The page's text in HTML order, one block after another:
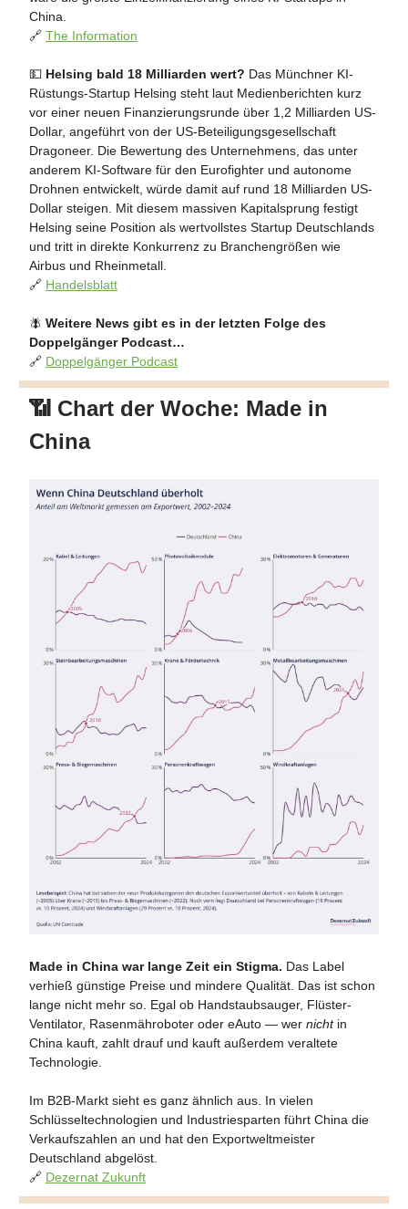
China.
🔗 The Information
💵 Helsing bald 18 Milliarden wert? Das Münchner KI-
Rüstungs-Startup Helsing steht laut Medienberichten kurz
vor einer neuen Finanzierungsrunde über 1,2 Milliarden US-
Dollar, angeführt von der US-Beteiligungsgesellschaft
Dragoneer. Die Bewertung des Unternehmens, das unter
anderem KI-Software für den Eurofighter und autonome
Drohnen entwickelt, würde damit auf rund 18 Milliarden US-
Dollar steigen. Mit diesem massiven Kapitalsprung festigt
Helsing seine Position als wertvollstes Startup Deutschlands
und tritt in direkte Konkurrenz zu Branchengrößen wie
Airbus und Rheinmetall.
🔗 Handelsblatt
🪰 Weitere News gibt es in der letzten Folge des
Doppelgänger Podcast…
🔗 Doppelgänger Podcast
📶 Chart der Woche: Made in
China
Made in China war lange Zeit ein Stigma. Das Label
verhieß günstige Preise und mindere Qualität. Das ist schon
lange nicht mehr so. Egal ob Handstaubsauger, Flüster-
Ventilator, Rasenmähroboter oder eAuto — wer nichtin
China kauft, zahlt drauf und kauft außerdem veraltete
Technologie.
Im B2B-Markt sieht es ganz ähnlich aus. In vielen
Schlüsseltechnologien und Industriesparten führt China die
Verkaufszahlen an und hat den Exportweltmeister
Deutschland abgelöst.
🔗 Dezernat Zukunft